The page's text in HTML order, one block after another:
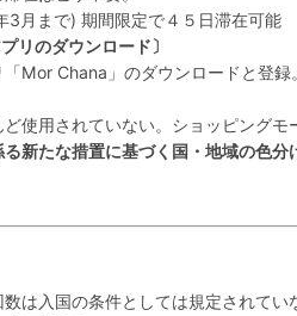
まで) 期間限定で４５日滞在可能
リのダウンロード〕
Mor Chana」のダウンロードと登録
用されていない。ショッピングモ
る新たな措置に基づく国・地域の色分
は入国の条件としては規定されてい